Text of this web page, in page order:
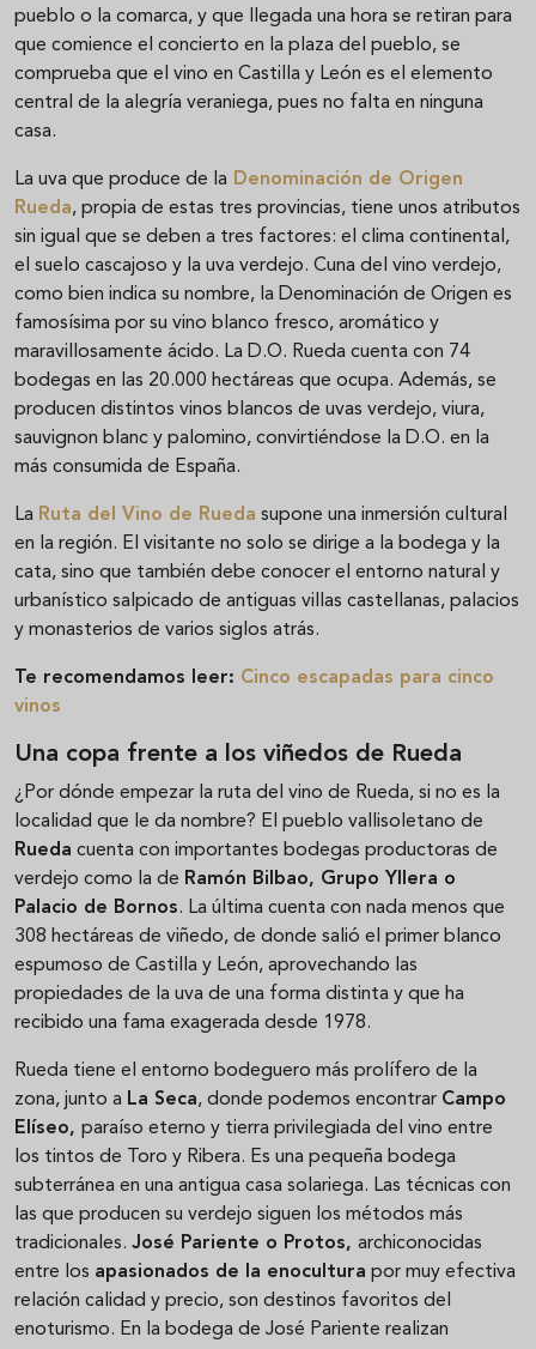
pueblo o la comarca, y que llegada una hora se retiran para
que comience el concierto en la plaza del pueblo, se
comprueba que el vino en Castilla y León es el elemento
central de la alegría veraniega, pues no falta en ninguna
casa.
La uva que produce de la Denominación de Origen
Rueda, propia de estas tres provincias, tiene unos atributos
sin igual que se deben a tres factores: el clima continental,
el suelo cascajoso y la uva verdejo. Cuna del vino verdejo,
como bien indica su nombre, la Denominación de Origen es
famosísima por su vino blanco fresco, aromático y
maravillosamente ácido. La D.O. Rueda cuenta con 74
bodegas en las 20.000 hectáreas que ocupa. Además, se
producen distintos vinos blancos de uvas verdejo, viura,
sauvignon blanc y palomino, convirtiéndose la D.O. en la
más consumida de España.
La Ruta del Vino de Rueda supone una inmersión cultural
en la región. El visitante no solo se dirige a la bodega y la
cata, sino que también debe conocer el entorno natural y
urbanístico salpicado de antiguas villas castellanas, palacios
y monasterios de varios siglos atrás.
Te recomendamos leer: Cinco escapadas para cinco
vinos
Una copa frente a los viñedos de Rueda
¿Por dónde empezar la ruta del vino de Rueda, si no es la
localidad que le da nombre? El pueblo vallisoletano de
Rueda cuenta con importantes bodegas productoras de
verdejo como la de Ramón Bilbao, Grupo Yllera o
Palacio de Bornos. La última cuenta con nada menos que
308 hectáreas de viñedo, de donde salió el primer blanco
espumoso de Castilla y León, aprovechando las
propiedades de la uva de una forma distinta y que ha
recibido una fama exagerada desde 1978.
Rueda tiene el entorno bodeguero más prolífero de la
zona, junto a La Seca, donde podemos encontrar Campo
Elíseo, paraíso eterno y tierra privilegiada del vino entre
los tintos de Toro y Ribera. Es una pequeña bodega
subterránea en una antigua casa solariega. Las técnicas con
las que producen su verdejo siguen los métodos más
tradicionales. José Pariente o Protos, archiconocidas
entre los apasionados de la enocultura por muy efectiva
relación calidad y precio, son destinos favoritos del
enoturismo. En la bodega de José Pariente realizan